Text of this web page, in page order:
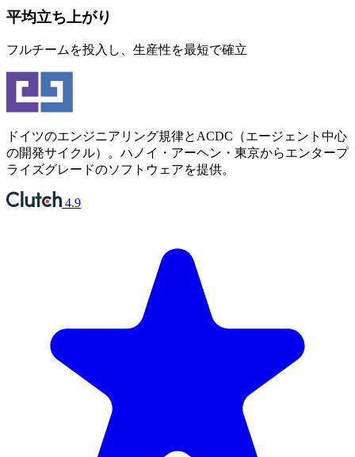
平均立ち上がり
フルチームを投入し、生産性を最短で確立
ドイツのエンジニアリング規律とACDC（エージェント中心
の開発サイクル）。ハノイ・アーヘン・東京からエンタープ
ライズグレードのソフトウェアを提供。
4.9